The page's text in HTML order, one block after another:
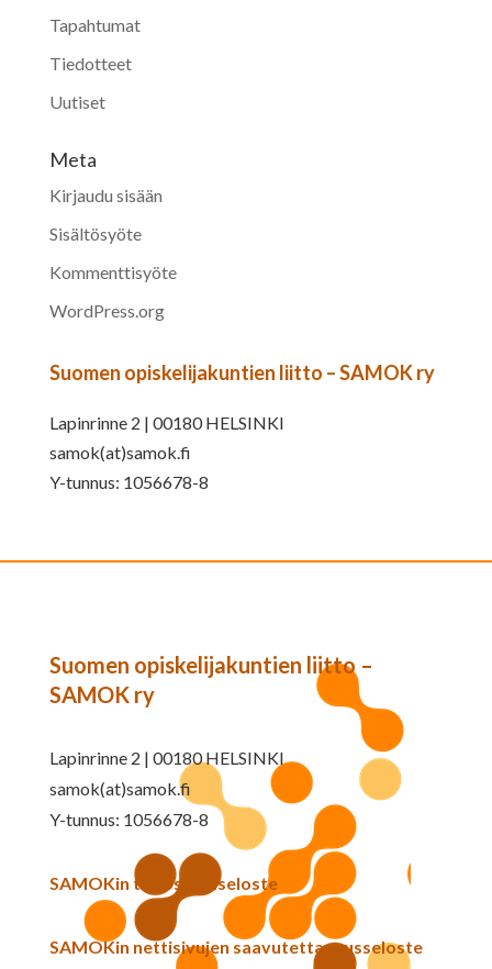
Tapahtumat
Tiedotteet
Uutiset
Meta
Kirjaudu sisään
Sisältösyöte
Kommenttisyöte
WordPress.org
Suomen opiskelijakuntien liitto – SAMOK ry
Lapinrinne 2 | 00180 HELSINKI
samok(at)samok.fi
Y-tunnus: 1056678-8
Suomen opiskelijakuntien liitto –
SAMOK ry
Lapinrinne 2 | 00180 HELSINKI
samok(at)samok.fi
Y-tunnus: 1056678-8
SAMOKin tietosuojaseloste
SAMOKin nettisivujen saavutettavuusseloste